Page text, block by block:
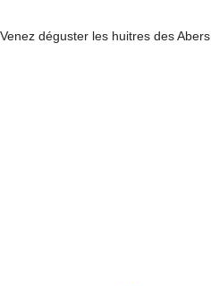
Venez déguster les huitres des Abers